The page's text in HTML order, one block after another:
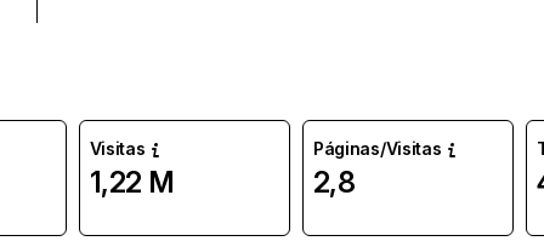
Visitas
1,22 M
Páginas/Visitas
2,8